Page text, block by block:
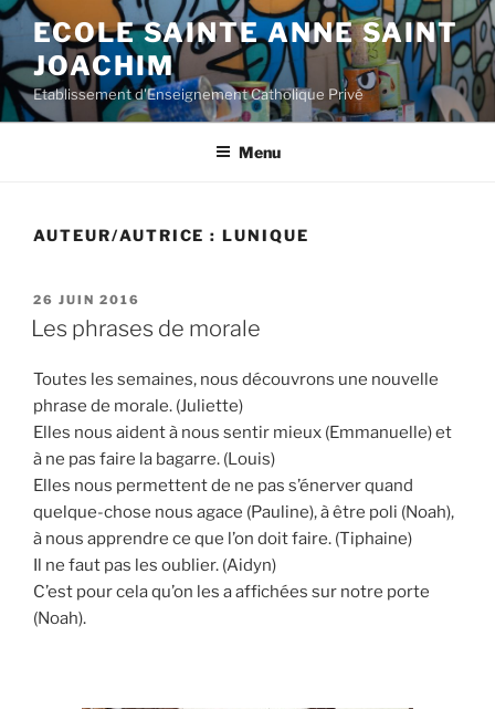
Aller
au
contenu
principal
ECOLE SAINTE ANNE SAINT
JOACHIM
Etablissement d'Enseignement Catholique Privé
Menu
AUTEUR/AUTRICE :LUNIQUE
PUBLIÉ
LE
26 JUIN 2016
Les phrases de morale
Toutes les semaines, nous découvrons une nouvelle
phrase de morale. (Juliette)
Elles nous aident à nous sentir mieux (Emmanuelle) et
à ne pas faire la bagarre. (Louis)
Elles nous permettent de ne pas s’énerver quand
quelque-chose nous agace (Pauline), à être poli (Noah),
à nous apprendre ce que l’on doit faire. (Tiphaine)
Il ne faut pas les oublier. (Aidyn)
C’est pour cela qu’on les a affichées sur notre porte
(Noah).